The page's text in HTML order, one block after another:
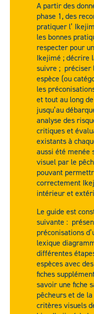
A partir des
phase 1, des
pratiquer l’
les bonnes
respecter pour
Ikejimé ; décrire
suivre ; préciser
espèce (ou
les
et tout au long
jusqu’au
analyse des
critiques et
existants à
aussi été menée
visuel par le
pouvant
correctement
intérieur et
Le guide est
suivante :
préconisations
lexique
différentes
espèces avec
fiches
savoir une fiche
pêcheurs et de
critères visuels